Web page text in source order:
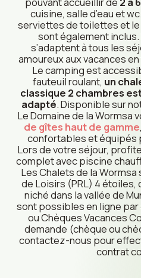
geniet van een
kleinschalige locatie.
ONTDEKKEN
plek om samen te komen,
ongedwongen manier
ONTDEKKEN
beleef een onvergetelijke
Elzas.
ONTDEKKEN
cuisine, salle d’eau et
serviettes de toilettes et
sont également
s’adaptent à tous les
amoureux aux vacances
Le camping est
fauteuil roulant, un
classique 2 chambres
adapté. Disponible sur
Le Domaine de la Wormsa
de gîtes haut de gamme
confortables et équipés
Lors de votre séjour,
complet avec piscine
Les Chalets de la
de Loisirs (PRL) 4 étoiles,
niché dans la vallée de
sont possibles en ligne
ou Chèques Vacances
demande (chèque ou
contactez-nous pour
contrat